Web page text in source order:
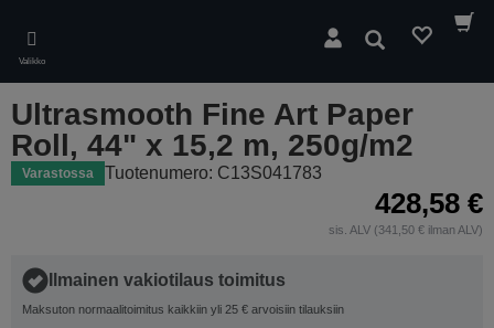
main
content
Valikko
Hae
Ultrasmooth Fine Art Paper
Roll, 44" x 15,2 m, 250g/m2
Varastossa Tuotenumero: C13S041783
428,58 €
sis. ALV (341,50 € ilman ALV)
Ilmainen vakiotilaus toimitus
Maksuton normaalitoimitus kaikkiin yli 25 € arvoisiin tilauksiin